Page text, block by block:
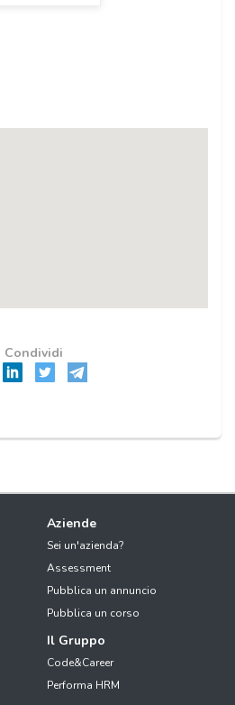
Condividi
Aziende
Sei un'azienda?
Assessment
Pubblica un annuncio
Pubblica un corso
Il Gruppo
Code&Career
Performa HRM